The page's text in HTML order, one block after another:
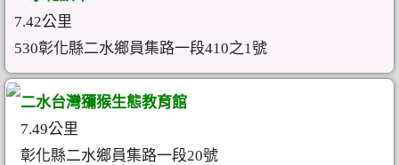
7.42公里
530彰化縣二水鄉員集路一段410之1號
二水台灣獼猴生態教育館
7.49公里
彰化縣二水鄉員集路一段20號